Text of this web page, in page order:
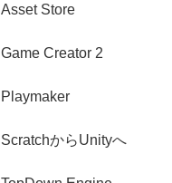
Asset Store
Game Creator 2
Playmaker
ScratchからUnityへ